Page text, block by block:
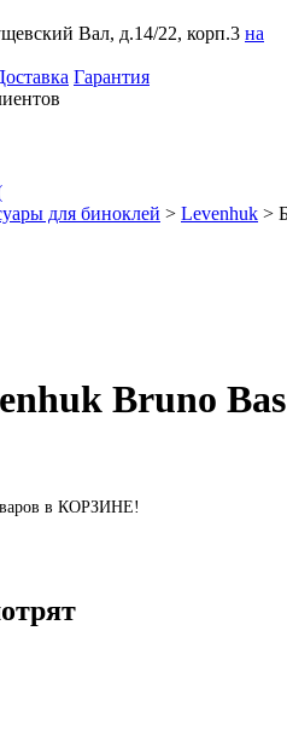
Вал, д.14/22, корп.3 на
Гарантия
для биноклей > Levenhuk >
Bruno
в КОРЗИНЕ!